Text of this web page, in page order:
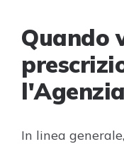
Quando
In linea